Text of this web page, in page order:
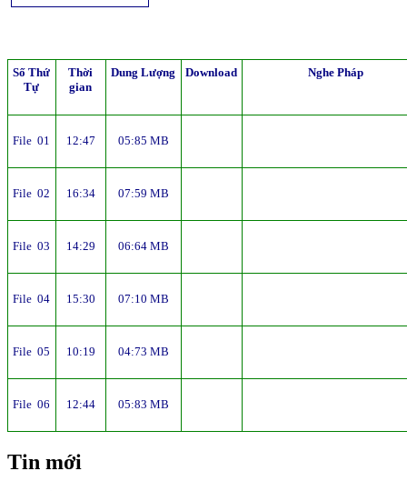
Số Thứ
Tự
Thời
gian
Dung Lượng Download Nghe Pháp
File 01 12:47 05:85 MB
File 02 16:34 07:59 MB
File 03 14:29 06:64 MB
File 04 15:30 07:10 MB
File 05 10:19 04:73 MB
File 06 12:44 05:83 MB
Tin mới